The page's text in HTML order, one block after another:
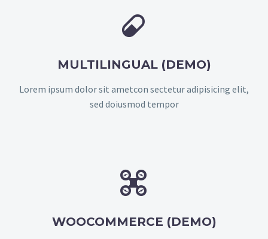


MULTILINGUAL (DEMO)
Lorem ipsum dolor sit ametcon sectetur adipisicing elit,
sed doiusmod tempor


WOOCOMMERCE (DEMO)